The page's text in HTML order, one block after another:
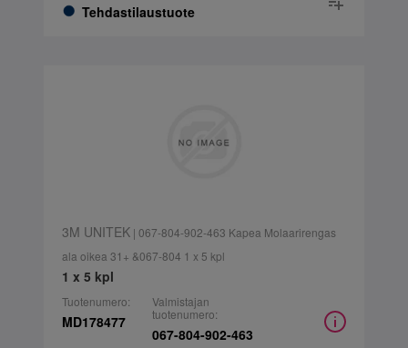
Tehdastilaustuote
3M UNITEK| 067-804-902-463 Kapea Molaarirengas
ala oikea 31+ &067-804 1 x 5 kpl
1 x 5 kpl
Tuotenumero:
MD178477
Valmistajan
tuotenumero:
067-804-902-463